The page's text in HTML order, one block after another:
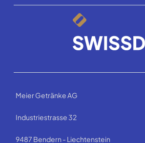
Meier Getränke AG
Industriestrasse 32
9487 Bendern - Liechtenstein